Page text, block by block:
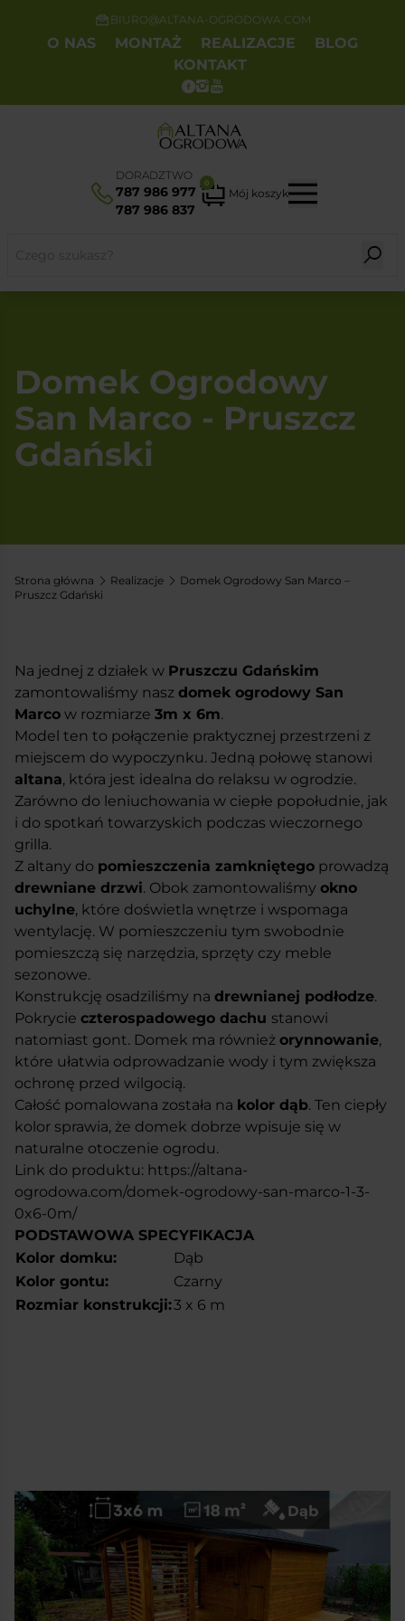
BIURO@ALTANA-OGRODOWA.COM
O NAS MONTAŻ REALIZACJE
BLOG
KONTAKT
DORADZTWO
787 986 977
787 986 837
0
Mój koszyk
Domek Ogrodowy
San Marco - Pruszcz
Gdański
Strona główna Realizacje
Domek Ogrodowy San Marco –
Pruszcz Gdański
Na jednej z działek w Pruszczu Gdańskim
zamontowaliśmy nasz domek ogrodowy San
Marco w rozmiarze 3m x 6m.
Model ten to połączenie praktycznej przestrzeni z
miejscem do wypoczynku. Jedną połowę stanowi
altana, która jest idealna do relaksu w ogrodzie.
Zarówno do leniuchowania w ciepłe popołudnie, jak
i do spotkań towarzyskich podczas wieczornego
grilla.
Z altany do pomieszczenia zamkniętego prowadzą
drewniane drzwi. Obok zamontowaliśmy okno
uchylne, które doświetla wnętrze i wspomaga
wentylację. W pomieszczeniu tym swobodnie
pomieszczą się narzędzia, sprzęty czy meble
sezonowe.
Konstrukcję osadziliśmy na drewnianej podłodze.
Pokrycie czterospadowego dachu stanowi
natomiast gont. Domek ma również orynnowanie,
które ułatwia odprowadzanie wody i tym zwiększa
ochronę przed wilgocią.
Całość pomalowana została na kolor dąb. Ten ciepły
kolor sprawia, że domek dobrze wpisuje się w
naturalne otoczenie ogrodu.
Link do produktu: https://altana-
ogrodowa.com/domek-ogrodowy-san-marco-1-3-
0x6-0m/
PODSTAWOWA SPECYFIKACJA
Kolor domku:
Dąb
Kolor gontu:
Czarny
Rozmiar konstrukcji:3 x 6 m